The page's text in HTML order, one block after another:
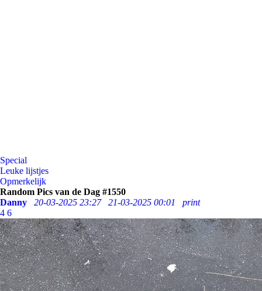
Special
Leuke lijstjes
Opmerkelijk
Random Pics van de Dag #1550
Danny
20-03-2025 23:27 21-03-2025 00:01
print
4 6